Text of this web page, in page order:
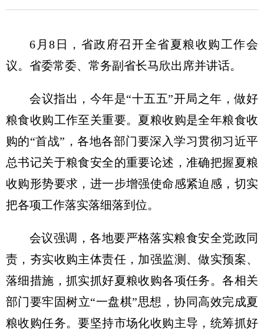
6月8日，省政府召开全省夏粮收购工作会
议。省委常委、常务副省长马欣出席并讲话。
会议指出，今年是“十五五”开局之年，做好
粮食收购工作至关重要。夏粮收购是全年粮食收
购的“首战”，各地各部门要深入学习贯彻习近平
总书记关于粮食安全的重要论述，准确把握夏粮
收购形势要求，进一步增强使命感紧迫感，切实
把各项工作落实落细落到位。
会议强调，各地要严格落实粮食安全党政同
责，夯实收购主体责任，加强监测、做实预案、
落细措施，抓实抓好夏粮收购各项任务。各相关
部门要牢固树立“一盘棋”思想，协同高效完成夏
粮收购任务。要坚持市场化收购主导，统筹抓好